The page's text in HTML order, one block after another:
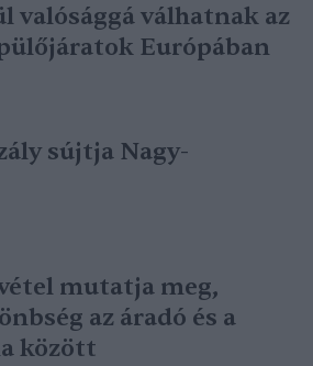
valósággá válhatnak az
Európában
sújtja Nagy-
mutatja meg,
az áradó és a
között